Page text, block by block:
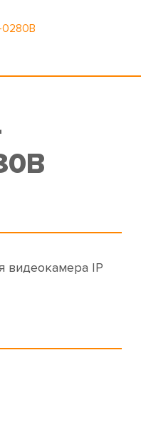
0280B
видеокамера IP